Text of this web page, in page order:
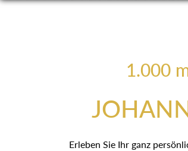
1.000
Erleben Sie Ihr ganz